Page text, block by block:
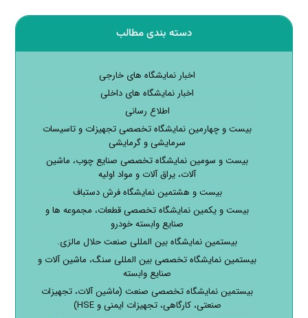
دسته بندی مطالب
اخبار نمایشگاه های خارجی
اخبار نمایشگاه های داخلی
اطلاع رسانی
بیست و چهارمین نمایشگاه تخصصی تجهیزات و تاسیسات
سرمایشی و گرمایشی
بیست و سومین نمایشگاه تخصصی صنایع چوب، ماشین
آلات، یراق آلات و مواد اولیه
بیست و هشتمین نمایشگاه فرش دستباف
بیست و یکمین نمایشگاه تخصصی قطعات، مجموعه ها و
صنایع وابسته خودرو
بیستمین نمایشگاه بین المللی صنعت حلال مالزی.
بیستمین نمایشگاه تخصصی بین المللی سنگ، ماشین آلات و
صنایع وابسته
بیستمین نمایشگاه تخصصی صنعت (ماشین آلات، تجهیزات
صنعتی، کارگاهی، تجهیزات ایمنی و HSE)